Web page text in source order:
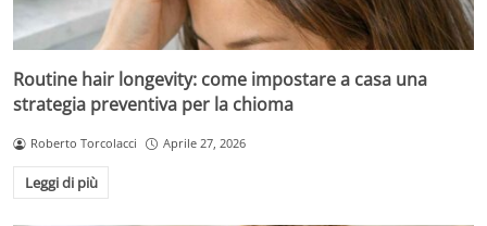
Routine hair longevity: come impostare a casa una
strategia preventiva per la chioma
Roberto Torcolacci Aprile 27, 2026
Leggi di più